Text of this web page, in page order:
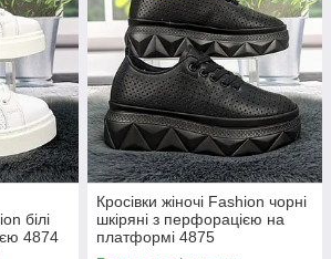
білі
4874
Кросівки жіночі Fashion чорні
шкіряні з перфорацією на
платформі 4875